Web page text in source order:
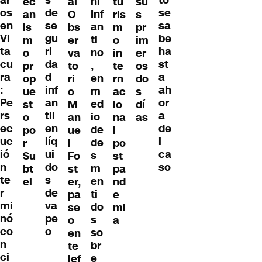
os
en
Vi
ta
cu
ra
:
Pe
rs
ec
uc
ió
n
te
r
mi
nó
co
n
ci
an
is
m
o
pr
op
ue
st
o
po
r
Su
bt
el
de
se
gu
ri
da
d
inf
an
til
en
líq
ui
do
s
de
va
pe
o
O
bs
er
va
to
ri
o
M
an
ue
l
Fo
st
er,
pa
se
o
en
te
lef
Inf
an
ti
no
,
en
m
ed
io
de
de
s
m
en
ti
do
s
so
br
e
ris
m
o
in
te
rn
ac
io
na
l
po
st
pa
nd
e
mi
a
s
pr
im
er
os
do
s
dí
as
se
sa
be
ha
st
a
ah
or
a
de
l
ca
so